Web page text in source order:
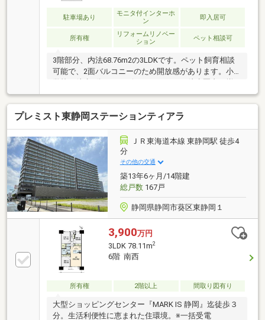
駐車場あり
モニタ付インターホ
ン
即入居可
所有権
リフォームリノベー
ション
ペット相談可
3階部分、内法68.76m2の3LDKです。ペット飼育相談
可能で、2面バルコニーのため開放感があります。小
う、生活利便性の良さが魅力の住環境です。
プレミスト東静岡ステーションティアラ
ＪＲ東海道本線 東静岡駅 徒歩4
分
その他の交通
築13年6ヶ月/14階建
総戸数167戸
静岡県静岡市葵区東静岡１
3,900万円
3LDK 78.11m2
6階 南西
所有権 2階以上 間取り図有り
大型ショッピングセンター『MARK IS 静岡』迄徒歩３
分。生活利便性に恵まれた住環境。※一括受電